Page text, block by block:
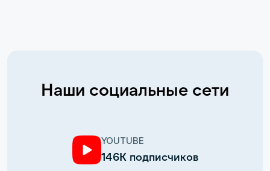
Наши социальные сети
YOUTUBE
146К подписчиков